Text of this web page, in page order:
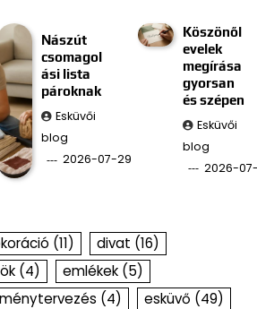
Nászút
csomagol
ási lista
pároknak
Esküvői
blog
2026-07-29
Köszönől
evelek
megírása
gyorsan
és szépen
Esküvői
blog
2026-
(11) divat (16)
(4) emlékek (5)
(4) esküvő (49)